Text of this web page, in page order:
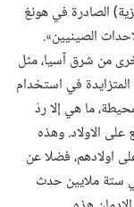
الصادرة في هونغ
الصينيين».‏
من شرق آسيا،‏ مثل
المتزايدة في استخدام
ما هي إلا ردّ
الاولاد.‏ وهذه
اولادهم،‏ فضلا عن
ستة ملايين حدث